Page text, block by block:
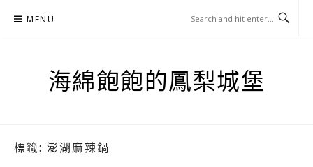
MENU
海綿飽飽的鳳梨城堡
標籤: 澎湖麻辣鍋